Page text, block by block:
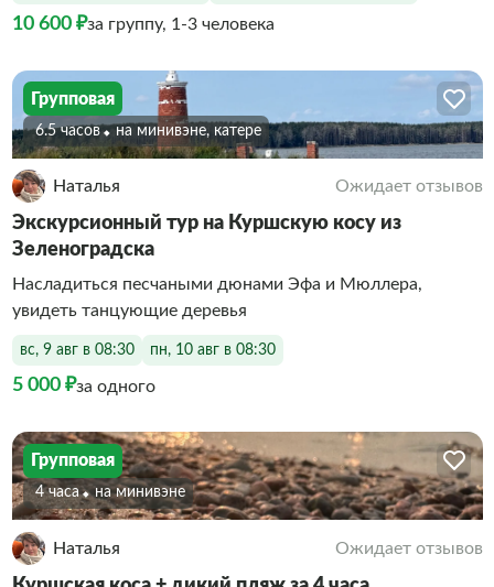
10 600 ₽за группу, 1-3 человека
Групповая
6.5 часов На минивэне, катере
Наталья Ожидает отзывов
Экскурсионный тур на Куршскую косу из
Зеленоградска
Насладиться песчаными дюнами Эфа и Мюллера,
увидеть танцующие деревья
вс, 9 авг в 08:30 пн, 10 авг в 08:30
5 000 ₽за одного
Групповая
4 часа На минивэне
Наталья Ожидает отзывов